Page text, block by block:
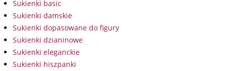
Sukienki basic
Sukienki damskie
Sukienki dopasowane do figury
Sukienki dzianinowe
Sukienki eleganckie
Sukienki hiszpanki